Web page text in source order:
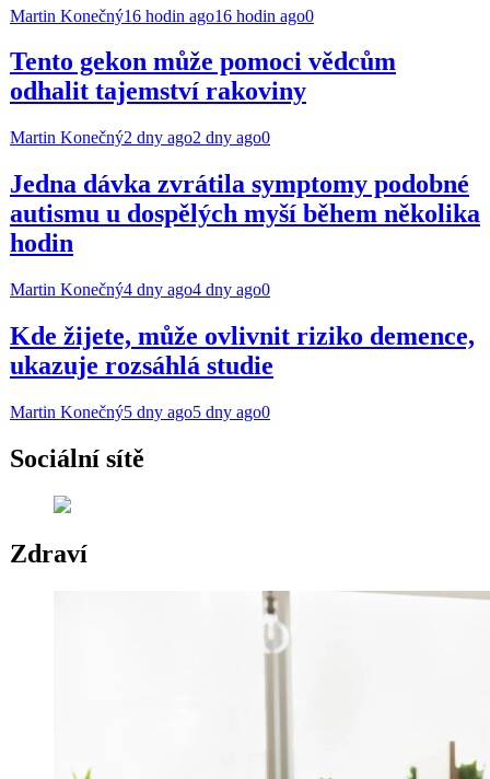
Martin Konečný16 hodin ago16 hodin ago0
Tento gekon může pomoci vědcům
odhalit tajemství rakoviny
Martin Konečný2 dny ago2 dny ago0
Jedna dávka zvrátila symptomy podobné
autismu u dospělých myší během několika
hodin
Martin Konečný4 dny ago4 dny ago0
Kde žijete, může ovlivnit riziko demence,
ukazuje rozsáhlá studie
Martin Konečný5 dny ago5 dny ago0
Sociální sítě
Zdraví